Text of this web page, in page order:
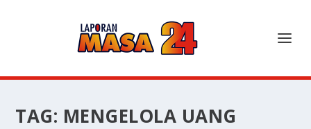
TAG: MENGELOLA UANG